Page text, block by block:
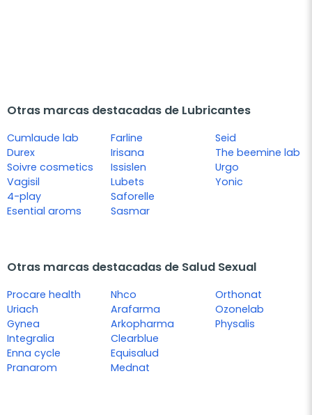
Otras marcas destacadas de Lubricantes
Cumlaude lab
Durex
Soivre cosmetics
Vagisil
4-play
Esential aroms
Farline
Irisana
Issislen
Lubets
Saforelle
Sasmar
Seid
The beemine lab
Urgo
Yonic
Otras marcas destacadas de Salud Sexual
Procare health
Uriach
Gynea
Integralia
Enna cycle
Pranarom
Nhco
Arafarma
Arkopharma
Clearblue
Equisalud
Mednat
Orthonat
Ozonelab
Physalis